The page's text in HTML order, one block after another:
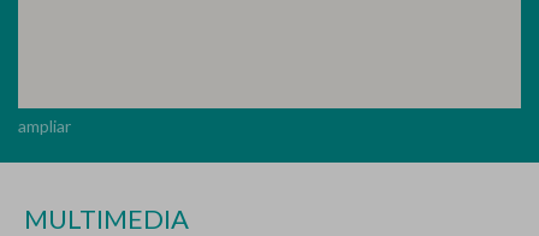
ampliar
MULTIMEDIA